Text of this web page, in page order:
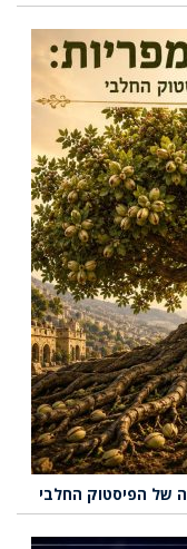
של הפיסטוק החלבי